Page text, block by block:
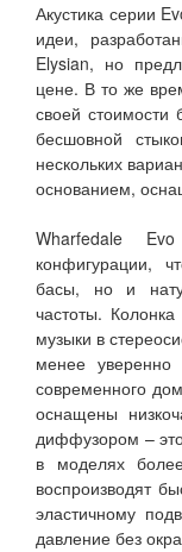
Акустика серии
идеи,
Elysian, но
цене. В то же
своей стоимости
бесшовной
нескольких
основанием,
Wharfedale
конфигурации,
басы, но и
частоты.
музыки в
менее уверенно
современного
оснащены
диффузором –
в моделях
воспроизводят
эластичному
давление без